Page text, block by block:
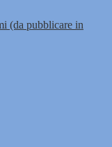
(da pubblicare in